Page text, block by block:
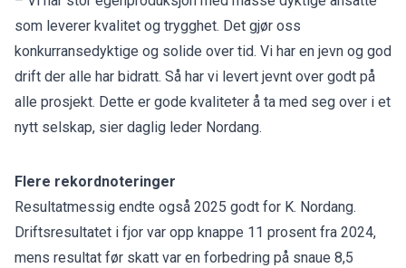
som leverer kvalitet og trygghet. Det gjør oss
konkurransedyktige og solide over tid. Vi har en jevn og god
drift der alle har bidratt. Så har vi levert jevnt over godt på
alle prosjekt. Dette er gode kvaliteter å ta med seg over i et
nytt selskap, sier daglig leder Nordang.
Flere rekordnoteringer
Resultatmessig endte også 2025 godt for K. Nordang.
Driftsresultatet i fjor var opp knappe 11 prosent fra 2024,
mens resultat før skatt var en forbedring på snaue 8,5